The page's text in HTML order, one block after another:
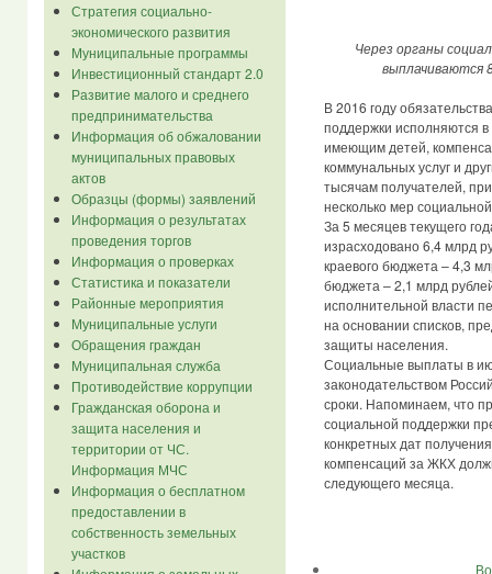
Стратегия социально-
экономического развития
Муниципальные программы
Инвестиционный стандарт 2.0
Развитие малого и среднего
предпринимательства
Информация об обжаловании
муниципальных правовых
актов
Образцы (формы) заявлений
Информация о результатах
проведения торгов
Информация о проверках
Статистика и показатели
Районные мероприятия
Муниципальные услуги
Обращения граждан
Муниципальная служба
Противодействие коррупции
Гражданская оборона и
защита населения и
территории от ЧС.
Информация МЧС
Информация о бесплатном
предоставлении в
собственность земельных
участков
Через органы
выплачиваются
В 2016 году
поддержки исполняются
имеющим детей,
коммунальных услуг и
тысячам получателей,
несколько мер
За 5 месяцев текущего
израсходовано 6,4 млрд
краевого бюджета – 4,3
бюджета – 2,1 млрд
исполнительной власти
на основании списков,
защиты населения.
Социальные выплаты в
законодательством
сроки. Напоминаем, что
социальной поддержки
конкретных дат
компенсаций за ЖКХ
следующего месяца.